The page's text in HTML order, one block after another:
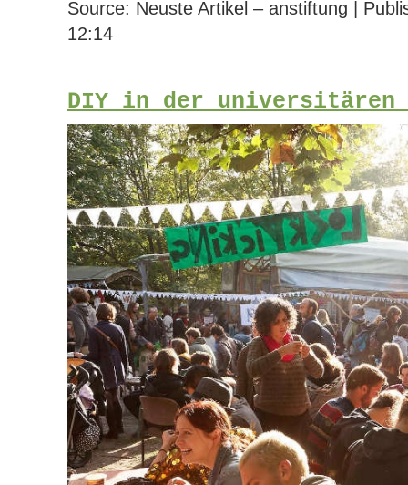
Source: Neuste Artikel – anstiftung
12:14
DIY in der universitären